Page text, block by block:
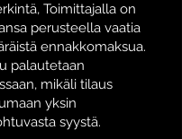
Toimittajalla on
perusteella vaatia
ennakkomaksua.
palautetaan
mikäli tilaus
yksin
syystä.